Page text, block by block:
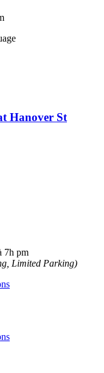
Hanover St
7h pm
Limited Parking)